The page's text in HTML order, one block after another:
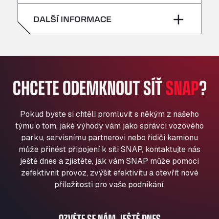
Klaverbladstaat 21, 3560
American Truck Wash
Andamur La Junquera
Andamur Pamplona
A-15 Salida Imarcoain, 31119
Andamur San Roman II
Aut A1 Exit 385, 01207
Anglia Motel
Washway Road, PE12 8LT
Anpol Sp. z o.o.
Aqua Ariva GmbH
neděle –
neděle –
DALŠÍ INFORMACE
CHCETE ODEMKNOUT SÍŤSNAP?
Pokud byste si chtěli promluvit s někým z našeho
týmu o tom, jaké výhody vám jako správci vozového
parku, servisnímu partnerovi nebo řidiči kamionu
může přinést připojení k síti SNAP, kontaktujte nás
ještě dnes a zjistěte, jak vám SNAP může pomoci
zefektivnit provoz, zvýšit efektivitu a otevřít nové
příležitosti pro vaše podnikání.